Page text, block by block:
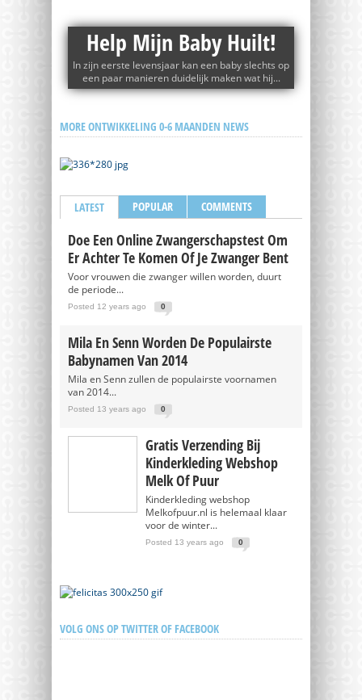
Help Mijn Baby Huilt!
In zijn eerste levensjaar kan een baby slechts op
een paar manieren duidelijk maken wat hij...
MORE ONTWIKKELING 0-6 MAANDEN NEWS
LATEST POPULAR COMMENTS
Doe Een Online Zwangerschapstest Om
Er Achter Te Komen Of Je Zwanger Bent
Voor vrouwen die zwanger willen worden, duurt
de periode...
Posted 12 years ago 0
Mila En Senn Worden De Populairste
Babynamen Van 2014
Mila en Senn zullen de populairste voornamen
van 2014...
Posted 13 years ago 0
Gratis Verzending Bij
Kinderkleding Webshop
Melk Of Puur
Kinderkleding webshop
Melkofpuur.nl is helemaal klaar
voor de winter...
Posted 13 years ago 0
VOLG ONS OP TWITTER OF FACEBOOK